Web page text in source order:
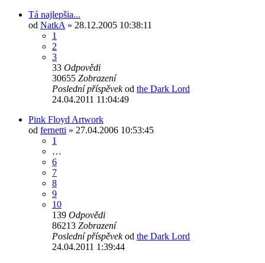
Tá najlepšia...
od NatkA » 28.12.2005 10:38:11
1
2
3
33 Odpovědi
30655 Zobrazení
Poslední příspěvekod the Dark Lord
24.04.2011 11:04:49
Pink Floyd Artwork
od fernetti » 27.04.2006 10:53:45
1
…
6
7
8
9
10
139 Odpovědi
86213 Zobrazení
Poslední příspěvekod the Dark Lord
24.04.2011 1:39:44